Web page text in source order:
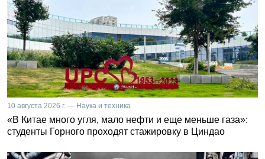
10 августа 2026 г. — Наука и техника
«В Китае много угля, мало нефти и еще меньше газа»:
студенты Горного проходят стажировку в Циндао